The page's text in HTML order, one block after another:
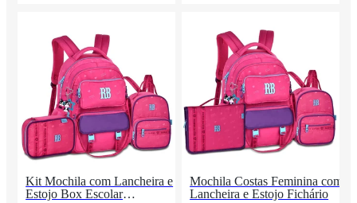
Kit Mochila com Lancheira e
Estojo Box Escolar
Mochila Costas Feminina com
Lancheira e Estojo Fichário